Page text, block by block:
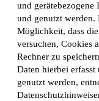
und gerätebezogene
und genutzt werden.
Möglichkeit, dass
versuchen, Cookies
Rechner zu
Daten hierbei erfasst
genutzt werden,